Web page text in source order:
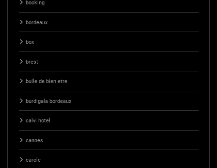
booking
bordeaux
box
brest
bulle de bien etre
burdigala bordeaux
calvi hotel
cannes
carole